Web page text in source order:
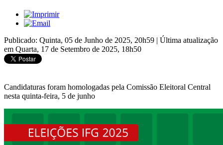
Publicado: Quinta, 05 de Junho de 2025, 20h59 | Última atualização
em Quarta, 17 de Setembro de 2025, 18h50
Candidaturas foram homologadas pela Comissão Eleitoral Central
nesta quinta-feira, 5 de junho